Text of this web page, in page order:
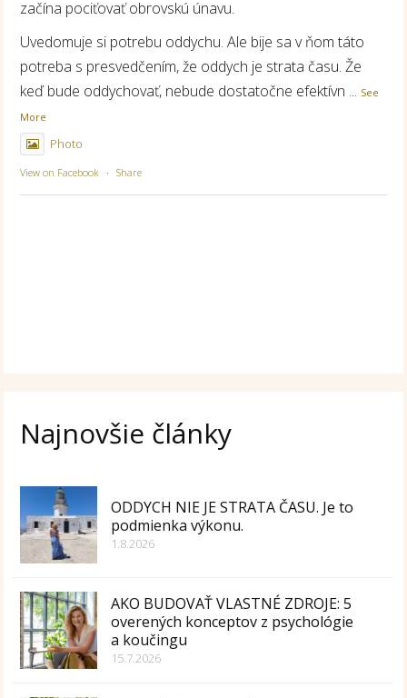
začína pociťovať obrovskú únavu.
Uvedomuje si potrebu oddychu. Ale bije sa v ňom táto
potreba s presvedčením, že oddych je strata času. Že
keď bude oddychovať, nebude dostatočne efektívn ... See
More
Photo
View on Facebook · Share
Najnovšie články
ODDYCH NIE JE STRATA ČASU. Je to
podmienka výkonu.
1.8.2026
AKO BUDOVAŤ VLASTNÉ ZDROJE: 5
overených konceptov z psychológie
a koučingu
15.7.2026